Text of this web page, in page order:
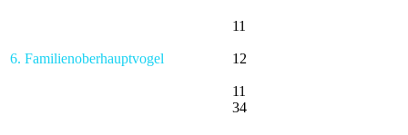
6. Familienoberhauptvogel
11
12
11
34